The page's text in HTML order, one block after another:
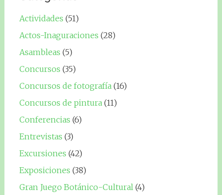
Actividades (51)
Actos-Inaguraciones (28)
Asambleas (5)
Concursos (35)
Concursos de fotografía (16)
Concursos de pintura (11)
Conferencias (6)
Entrevistas (3)
Excursiones (42)
Exposiciones (38)
Gran Juego Botánico-Cultural (4)